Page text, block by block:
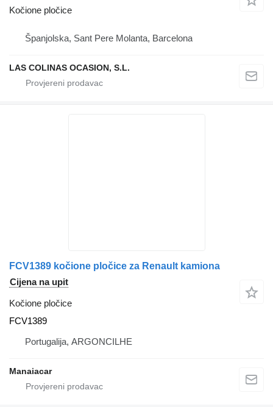
Kočione pločice
Španjolska, Sant Pere Molanta, Barcelona
LAS COLINAS OCASION, S.L.
FCV1389 kočione pločice za Renault kamiona
Cijena na upit
Kočione pločice
FCV1389
Portugalija, ARGONCILHE
Manaiacar